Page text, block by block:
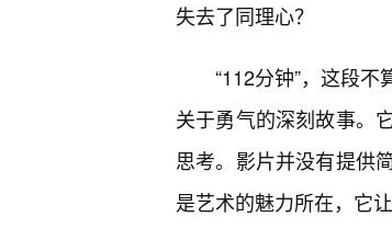
失去了同理心？
“112分钟”，这段
关于勇气的深刻故事。
思考。影片并没有提供
是艺术的魅力所在，它